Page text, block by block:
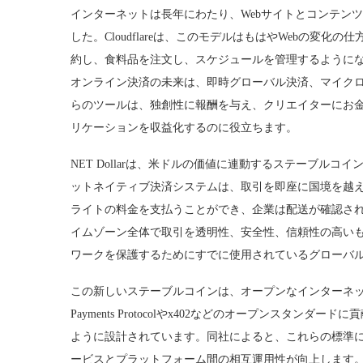
インターネットは長年にわたり、Webサイトとコンテン
した。Cloudflareは、このモデルはもはやWebの変化の
約し、食料品を注文し、スケジュールを管理するように
オンライン決済の未来は、即時グローバル決済、マイ
らのツールは、独創性に報酬を与え、クリエイターに
リケーションを収益化するのに役立ちます。
NET Dollarは、米ドルの価値に連動するステーブルコイ
ットネイティブ決済システムは、取引を即座に国境を
ライトの料金を支払うことができ、企業は配送が確認
イムゾーン全体で取引を透明性、安全性、信頼性の高い
ワークを保護するためにすでに使用されているグロー
この新しいステーブルコインは、オープンなインターネ
Payments Protocolやx402などのオープンスタンダードに
ように設計されています。同社によると、これらの標
ービスとプラットフォーム間の相互運用性が向上しま